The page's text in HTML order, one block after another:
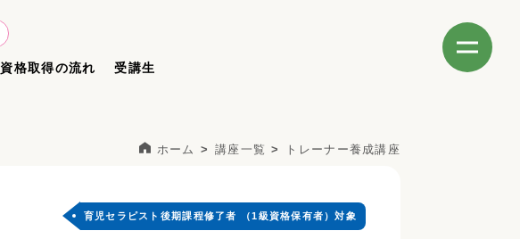
資格取得の流れ 受講生
ホーム 講座一覧 トレーナー養成講座
育児セラピスト後期課程修了者 （1級資格保有者）対象